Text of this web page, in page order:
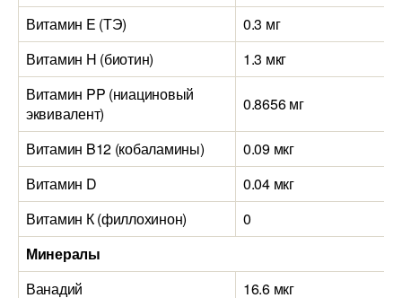
Витамин E (ТЭ)
0.3 мг
Витамин H (биотин)
1.3 мкг
Витамин PP (ниациновый
эквивалент)
0.8656 мг
Витамин B12 (кобаламины)
0.09 мкг
Витамин D
0.04 мкг
Витамин К (филлохинон)
0
Минералы
Ванадий
16.6 мкг